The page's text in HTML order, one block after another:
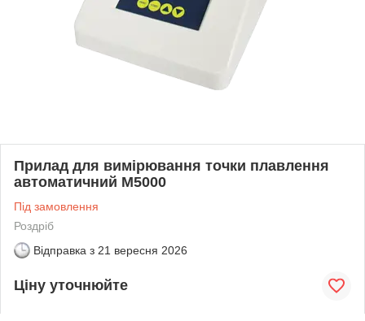
Прилад для вимірювання точки плавлення
автоматичний M5000
Під замовлення
Роздріб
Відправка з 21 вересня 2026
Ціну уточнюйте